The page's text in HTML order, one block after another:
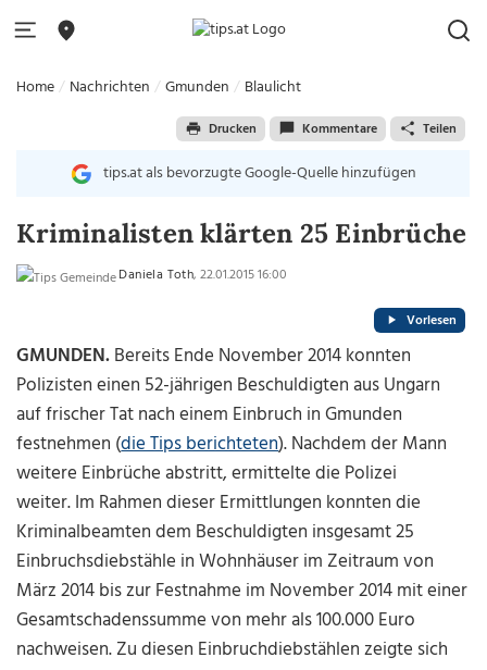
Home Nachrichten Gmunden Blaulicht
Drucken Kommentare Teilen
tips.at als bevorzugte Google-Quelle hinzufügen
Kriminalisten klärten 25 Einbrüche
Daniela Toth, 22.01.2015 16:00
Vorlesen
GMUNDEN.Bereits Ende November 2014 konnten
Polizisten einen 52-jährigen Beschuldigten aus Ungarn
auf frischer Tat nach einem Einbruch in Gmunden
festnehmen (die Tips berichteten). Nachdem der Mann
weitere Einbrüche abstritt, ermittelte die Polizei
weiter. Im Rahmen dieser Ermittlungen konnten die
Kriminalbeamten dem Beschuldigten insgesamt 25
Einbruchsdiebstähle in Wohnhäuser im Zeitraum von
März 2014 bis zur Festnahme im November 2014 mit einer
Gesamtschadenssumme von mehr als 100.000 Euro
nachweisen. Zu diesen Einbruchdiebstählen zeigte sich